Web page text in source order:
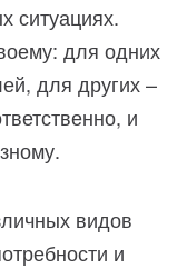
ситуациях.
для одних
для других –
и
видов
и